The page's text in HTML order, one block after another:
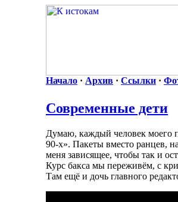
Начало · Архив · Ссылки ·
Современные дети
Думаю, каждый человек моего
90-х». Пакеты вместо ранцев,
меня зависящее, чтобы так и
Курс бакса мы переживём, с
Там ещё и дочь главного